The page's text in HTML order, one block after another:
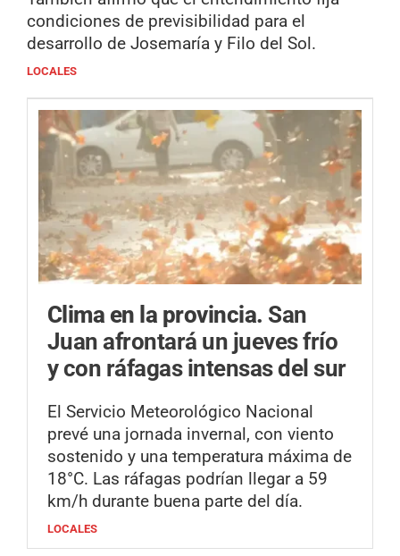
condiciones de previsibilidad para el
desarrollo de Josemaría y Filo del Sol.
LOCALES
Clima en la provincia. San
Juan afrontará un jueves frío
y con ráfagas intensas del sur
El Servicio Meteorológico Nacional
prevé una jornada invernal, con viento
sostenido y una temperatura máxima de
18°C. Las ráfagas podrían llegar a 59
km/h durante buena parte del día.
LOCALES